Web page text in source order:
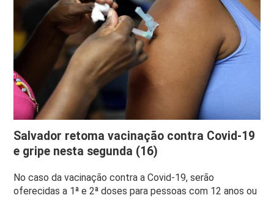
Salvador retoma vacinação contra Covid-19
e gripe nesta segunda (16)
No caso da vacinação contra a Covid-19, serão
oferecidas a 1ª e 2ª doses para pessoas com 12 anos ou